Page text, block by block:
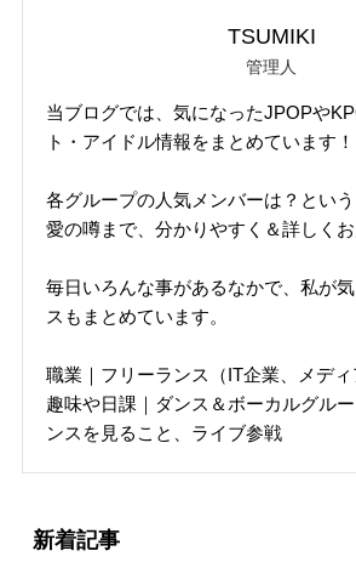
TSUMIKI
管理人
当ブログでは、気になったJPOPや
ト・アイドル情報をまとめています！
各グループの人気メンバーは？とい
愛の噂まで、分かりやすく＆詳しくお
毎日いろんな事があるなかで、私が
スもまとめています。
職業｜フリーランス（IT企業、メディ
趣味や日課｜ダンス＆ボーカルグル
ンスを見ること、ライブ参戦
新着記事